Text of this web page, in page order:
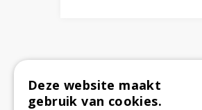
Deze website maakt
gebruik van cookies.